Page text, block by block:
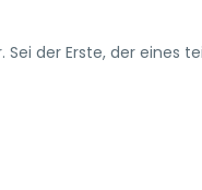
Sei der Erste, der eines